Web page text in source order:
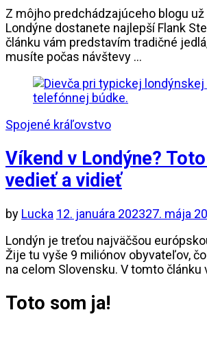
Z môjho predchádzajúceho blogu už
Londýne dostanete najlepší Flank
článku vám predstavím tradičné
musíte počas návštevy …
Spojené kráľovstvo
Víkend v Londýne?
vedieť a vidieť
by Lucka 12. januára 202327. mája
Londýn je treťou najväčšou
Žije tu vyše 9 miliónov obyvateľov,
na celom Slovensku. V tomto článku
Toto som ja!